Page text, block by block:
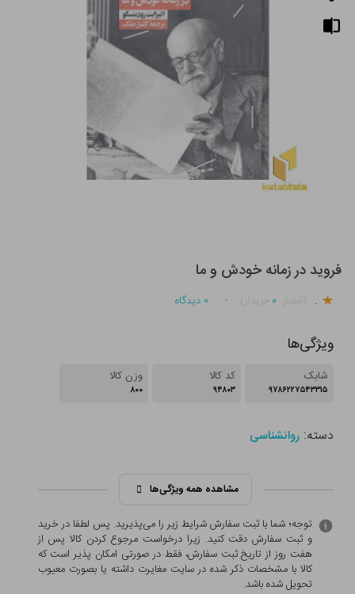
فروید در زمانه خودش و ما
. ۰ ۰ دیدگاه
ویژگی‌ها
شابک
۹۷۸۶۲۲۷۵۴۳۳۱۵
کد کالا
۹۴۸۰۳
وزن کالا
۸۰۰
دسته:روانشناسی
مشاهده همه ویژگی‌ها
توجه؛ شما با ثبت سفارش شرایط زیر را می‌پذیرید. پس لطفا در خرید
و ثبت سفارش دقت کنید. زیرا درخواست مرجوع کردن کالا پس از
هفت روز از تاریخ ثبت سفارش، فقط در صورتی امکان پذیر است که
کالا با مشخصات ذکر شده در سایت مغایرت داشته یا بصورت معيوب
تحویل شده باشد.